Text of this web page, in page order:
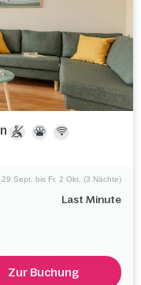
Last Minute
29 Sept. bis Fr. 2 Okt. (3 Nächte)
Zur Buchung